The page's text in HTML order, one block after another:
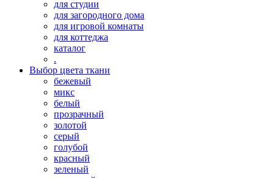
для студии
для загородного дома
для игровой комнаты
для коттеджа
каталог
.
Выбор цвета ткани
бежевый
микс
белый
прозрачный
золотой
серый
голубой
красный
зеленый